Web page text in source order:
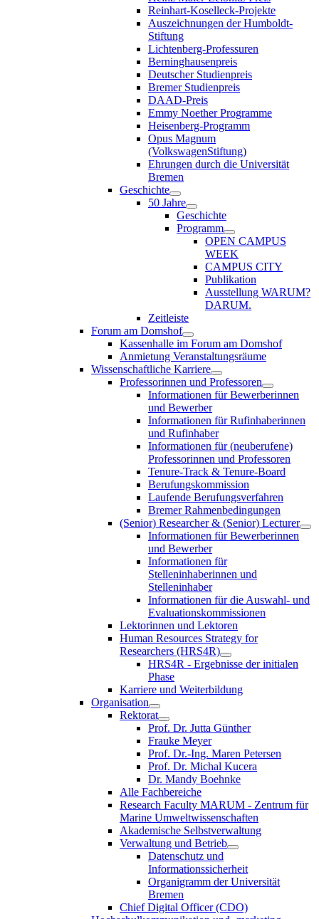
Reinhart-Koselleck-Projekte
Auszeichnungen der Humboldt-
Stiftung
Lichtenberg-Professuren
Berninghausenpreis
Deutscher Studienpreis
Bremer Studienpreis
DAAD-Preis
Emmy Noether Programme
Heisenberg-Programm
Opus Magnum
(VolkswagenStiftung)
Ehrungen durch die Universität
Bremen
Geschichte
50 Jahre
Geschichte
Programm
OPEN CAMPUS
WEEK
CAMPUS CITY
Publikation
Ausstellung WARUM?
DARUM.
Zeitleiste
Forum am Domshof
Kassenhalle im Forum am Domshof
Anmietung Veranstaltungsräume
Wissenschaftliche Karriere
Professorinnen und Professoren
Informationen für Bewerberinnen
und Bewerber
Informationen für Rufinhaberinnen
und Rufinhaber
Informationen für (neuberufene)
Professorinnen und Professoren
Tenure-Track & Tenure-Board
Berufungskommission
Laufende Berufungsverfahren
Bremer Rahmenbedingungen
(Senior) Researcher & (Senior) Lecturer
Informationen für Bewerberinnen
und Bewerber
Informationen für
Stelleninhaberinnen und
Stelleninhaber
Informationen für die Auswahl- und
Evaluationskommissionen
Lektorinnen und Lektoren
Human Resources Strategy for
Researchers (HRS4R)
HRS4R - Ergebnisse der initialen
Phase
Karriere und Weiterbildung
Organisation
Rektorat
Prof. Dr. Jutta Günther
Frauke Meyer
Prof. Dr.-Ing. Maren Petersen
Prof. Dr. Michal Kucera
Dr. Mandy Boehnke
Alle Fachbereiche
Research Faculty MARUM - Zentrum für
Marine Umweltwissenschaften
Akademische Selbstverwaltung
Verwaltung und Betrieb
Datenschutz und
Informationssicherheit
Organigramm der Universität
Bremen
Chief Digital Officer (CDO)